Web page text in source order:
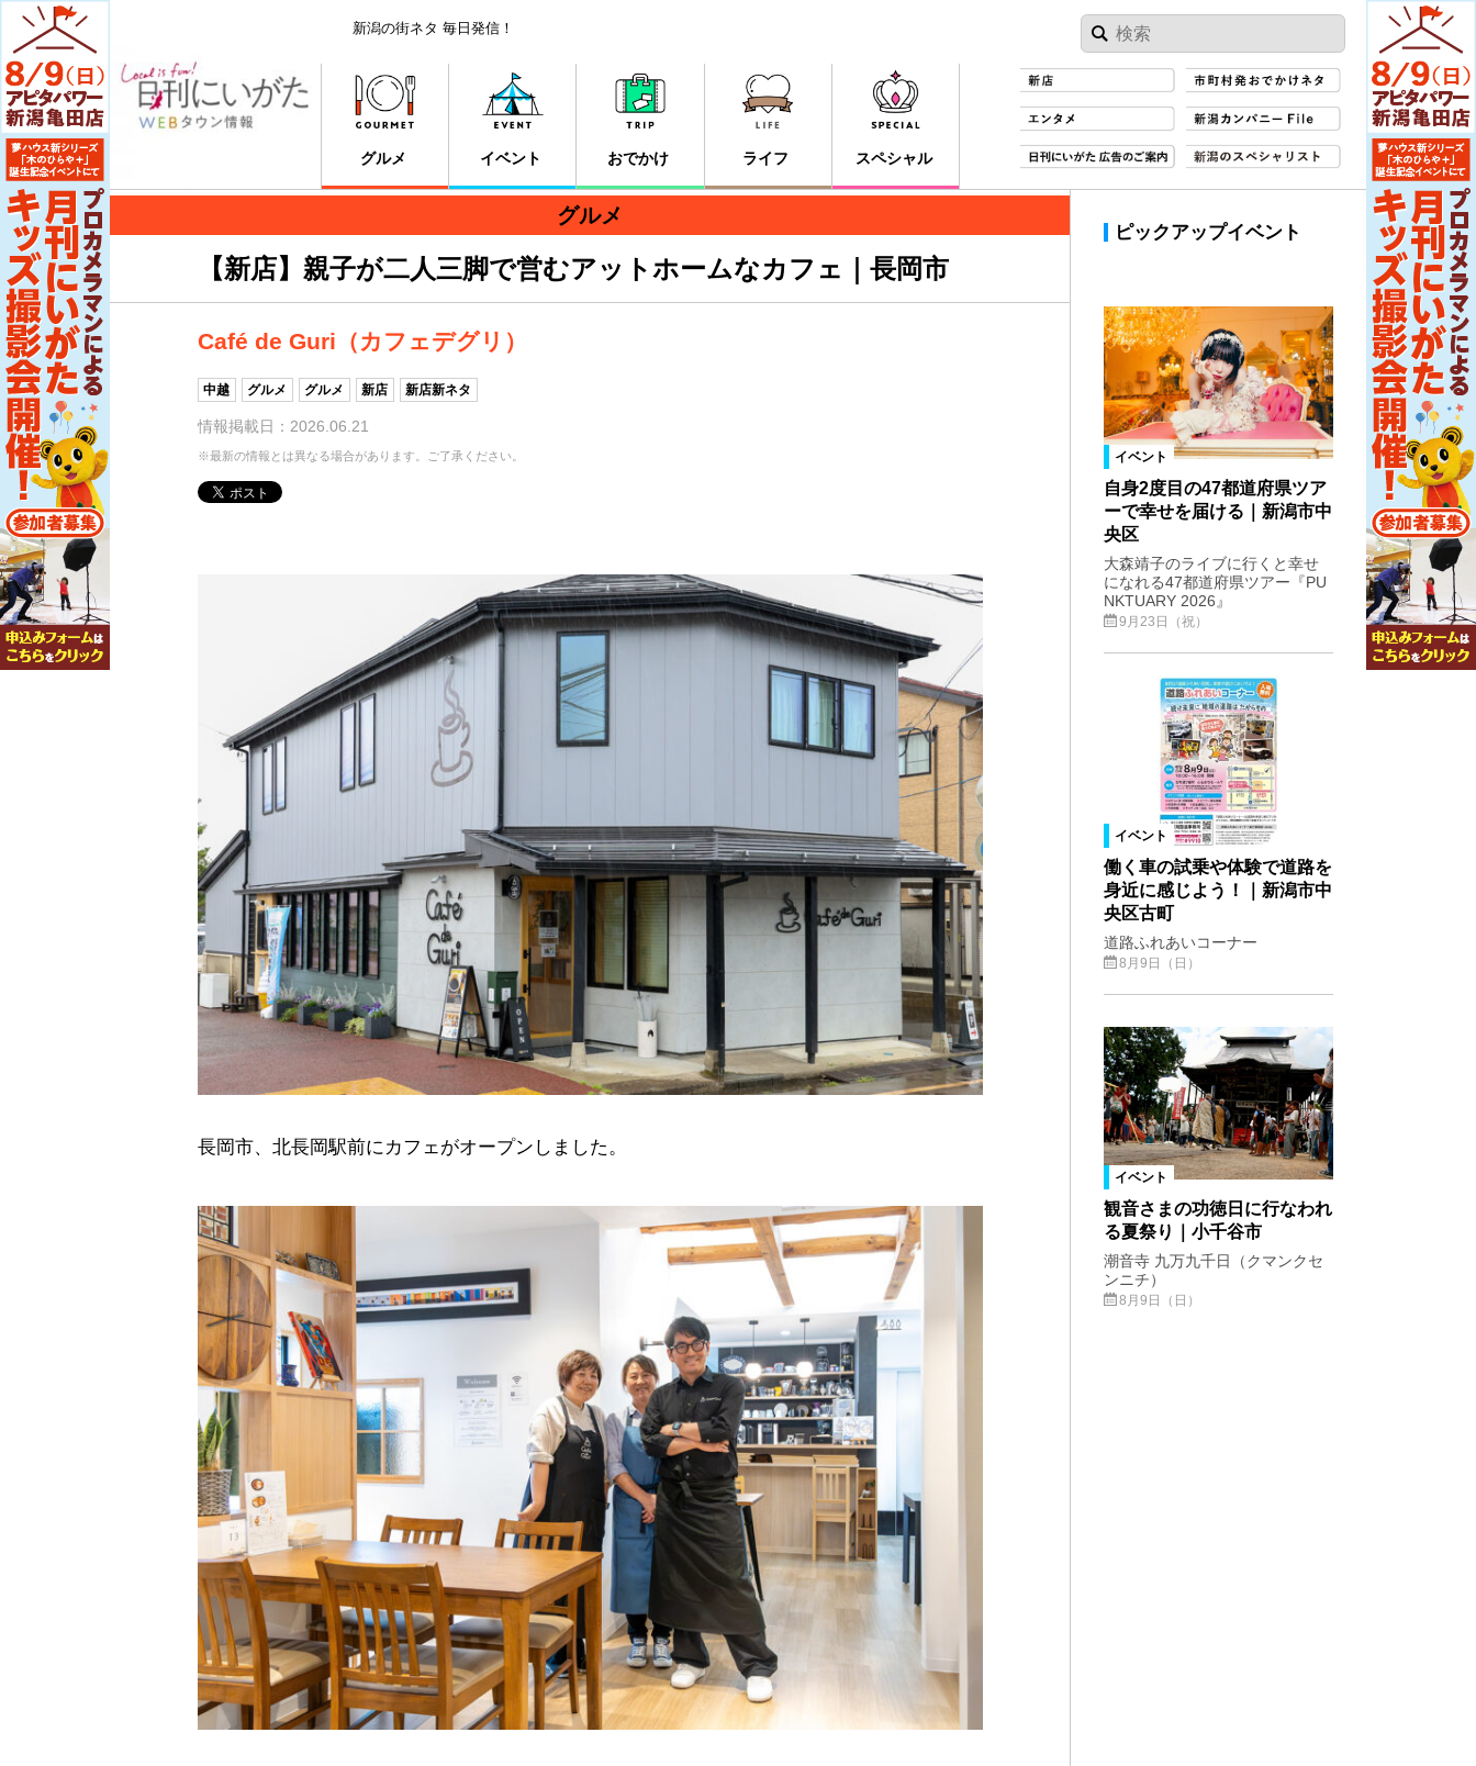
新潟の街ネタ 毎日発信！
グルメ イベント おでかけ ライフ スペシャル
グルメ
【新店】親子が二人三脚で営むアットホームなカフェ｜長岡市
Café de Guri（カフェデグリ）
中越 グルメ グルメ 新店 新店新ネタ
情報掲載日：2026.06.21
※最新の情報とは異なる場合があります。ご了承ください。
長岡市、北長岡駅前にカフェがオープンしました。
ピックアップイベント
イベント
自身2度目の47都道府県ツア
ーで幸せを届ける｜新潟市中
央区
大森靖子のライブに行くと幸せ
になれる47都道府県ツアー『PU
NKTUARY 2026』
9月23日（祝）
イベント
働く車の試乗や体験で道路を
身近に感じよう！｜新潟市中
央区古町
道路ふれあいコーナー
8月9日（日）
イベント
観音さまの功徳日に行なわれ
る夏祭り｜小千谷市
潮音寺 九万九千日（クマンクセ
ンニチ）
8月9日（日）